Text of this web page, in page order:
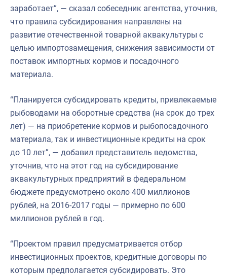
заработает”, — сказал собеседник агентства, уточнив,
что правила субсидирования направлены на
развитие отечественной товарной аквакультуры с
целью импортозамещения, снижения зависимости от
поставок импортных кормов и посадочного
материала.
“Планируется субсидировать кредиты, привлекаемые
рыбоводами на оборотные средства (на срок до трех
лет) — на приобретение кормов и рыбопосадочного
материала, так и инвестиционные кредиты на срок
до 10 лет”, — добавил представитель ведомства,
уточнив, что на этот год на субсидирование
аквакультурных предприятий в федеральном
бюджете предусмотрено около 400 миллионов
рублей, на 2016-2017 годы — примерно по 600
миллионов рублей в год.
“Проектом правил предусматривается отбор
инвестиционных проектов, кредитные договоры по
которым предполагается субсидировать. Это